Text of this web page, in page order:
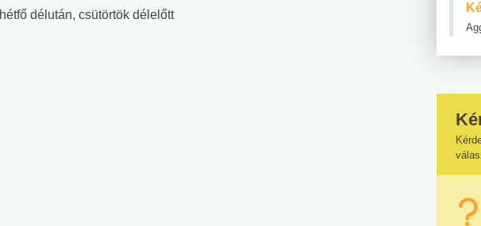
hétfő délután, csütörtök délelőtt